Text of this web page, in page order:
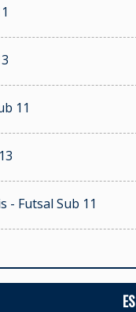
11
- Futsal Sub 11